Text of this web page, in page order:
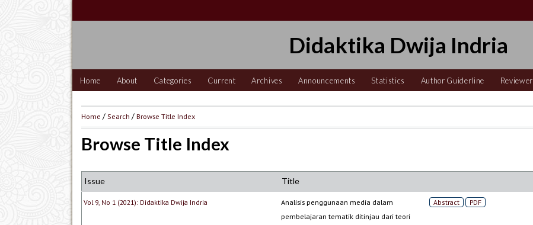
Didaktika Dwija Indria
Home About Categories Current Archives Announcements Statistics Author Guiderline Reviewer
Home /Search /Browse Title Index
Browse Title Index
Issue Title
Vol 9, No 1 (2021): Didaktika Dwija Indria
Analisis penggunaan media dalam
pembelajaran tematik ditinjau dari teori
Abstract PDF